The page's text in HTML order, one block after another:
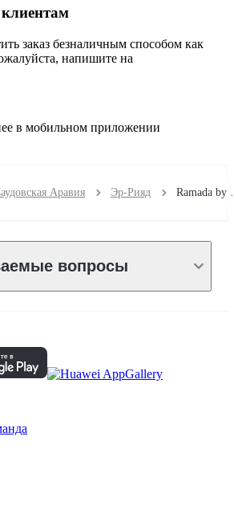
заказ безналичным способом как
напишите на
в мобильном приложении
Аравия Эр-Рияд
вопросы